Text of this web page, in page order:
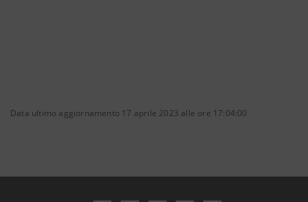
Data ultimo aggiornamento 17 aprile 2023 alle ore 17:04:00